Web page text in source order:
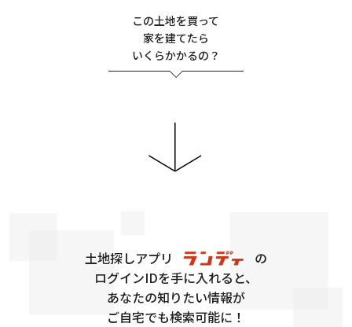
この土地を買って
家を建てたら
いくらかかるの？
土地探しアプリ
の
ログインIDを手に入れると、
あなたの知りたい情報が
ご自宅でも検索可能に！